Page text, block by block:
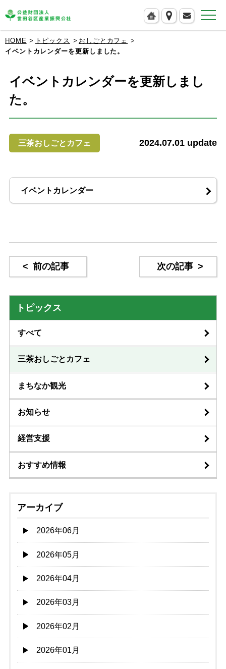
HOME トピックス
おしごとカフェ
イベントカレンダーを更新しました。
イベントカレンダーを更新しまし
た。
三茶おしごとカフェ 2024.07.01 update
イベントカレンダー
< 前の記事 次の記事 >
トピックス
すべて
三茶おしごとカフェ
まちなか観光
お知らせ
経営支援
おすすめ情報
アーカイブ
2026年06月
2026年05月
2026年04月
2026年03月
2026年02月
2026年01月